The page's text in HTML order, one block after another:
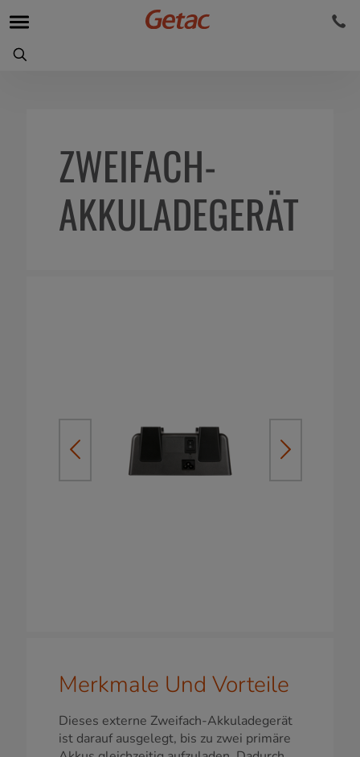
ZWEIFACH-
AKKULADEGERÄT
Merkmale Und Vorteile
Dieses externe Zweifach-Akkuladegerät
ist darauf ausgelegt, bis zu zwei primäre